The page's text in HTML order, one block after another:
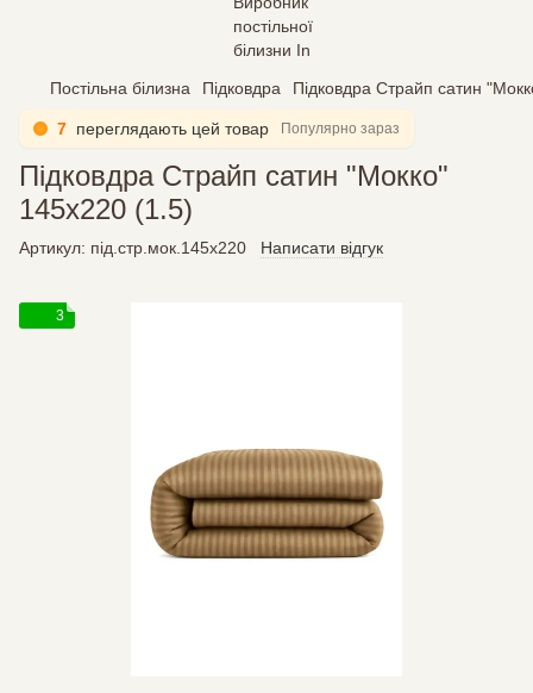
Постільна білизна Підковдра Підковдра Страйп сатин
7 переглядають цей товар Популярно зараз
Підковдра Страйп сатин "Мокко"
145х220 (1.5)
Артикул: під.стр.мок.145х220 Написати відгук
3